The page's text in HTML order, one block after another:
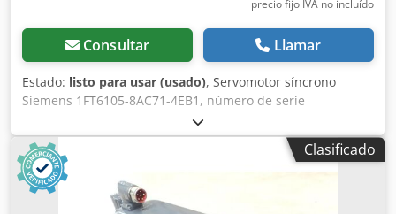
precio fijo IVA no incluído
Consultar Llamar
Estado: listo para usar (usado), Servomotor síncrono
Siemens 1FT6105-8AC71-4EB1, número de serie
SN.EL391811701003, usado, con signos mínimos de uso,
totalmente funcional. El suministro incluye los elementos
que se muestran en las fotos. Chodex Duvrepfx AizoaClasificado